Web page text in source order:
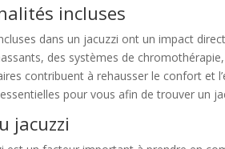
incluses
dans un jacuzzi ont un impact
des systèmes de
contribuent à rehausser le confort et
pour vous afin de trouver un
jacuzzi